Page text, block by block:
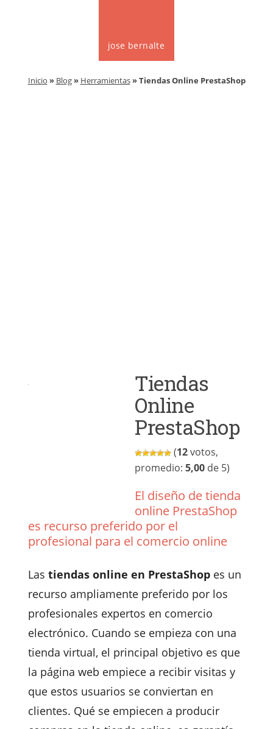
jose bernalte
Inicio » Blog» Herramientas» Tiendas Online PrestaShop
Tiendas
Online
PrestaShop
(12votos,
promedio:5,00 de 5)
El diseño de tienda
online PrestaShop
es recurso preferido por el
profesional para el comercio online
Lastiendas online en PrestaShop es un
recurso ampliamente preferido por los
profesionales expertos en comercio
electrónico. Cuando se empieza con una
tienda virtual, el principal objetivo es que
la página web empiece a recibir visitas y
que estos usuarios se conviertan en
clientes. Qué se empiecen a producir